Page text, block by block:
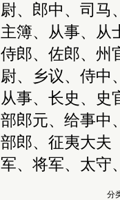
、郎中、司马
簿、从事、从
郎、佐郎、州
、乡议、侍中
事、长史、史
郎元、给事中
郎、征夷大夫
、将军、太守
分